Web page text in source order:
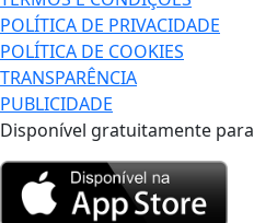
POLÍTICA DE PRIVACIDADE
POLÍTICA DE COOKIES
TRANSPARÊNCIA
PUBLICIDADE
Disponível gratuitamente